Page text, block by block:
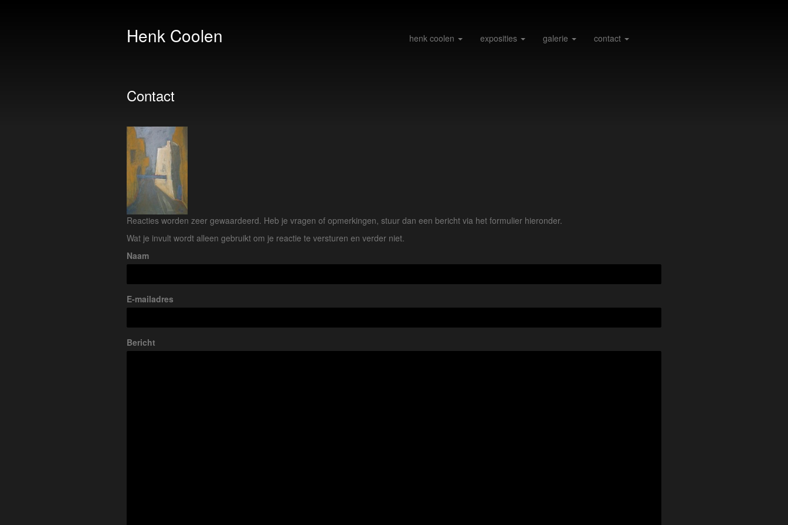
Henk Coolen henk coolen exposities galerie contact
Contact
Reacties worden zeer gewaardeerd. Heb je vragen of opmerkingen, stuur dan een bericht via het formulier hieronder.
Wat je invult wordt alleen gebruikt om je reactie te versturen en verder niet.
Naam
E-mailadres
Bericht